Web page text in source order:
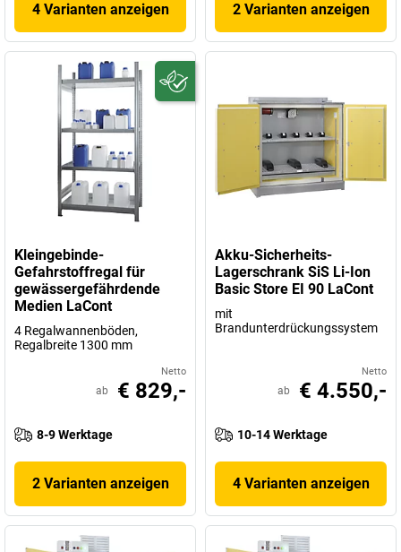
4 Varianten anzeigen 2 Varianten anzeigen
Kleingebinde-
Gefahrstoffregal für
gewässergefährdende
Medien LaCont
4 Regalwannenböden,
Regalbreite 1300 mm
Netto
ab € 829,-
8-9 Werktage
2 Varianten anzeigen
Akku-Sicherheits-
Lagerschrank SiS Li-Ion
Basic Store EI 90 LaCont
mit
Brandunterdrückungssystem
Netto
ab € 4.550,-
10-14 Werktage
4 Varianten anzeigen